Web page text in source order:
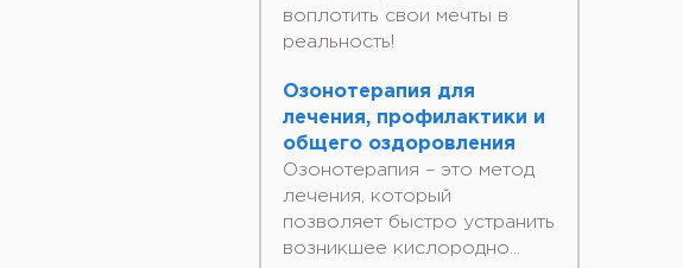
воплотить свои мечты в
реальность!
Озонотерапия для
лечения, профилактики и
общего оздоровления
Озонотерапия – это метод
лечения, который
позволяет быстро устранить
возникшее кислородно...